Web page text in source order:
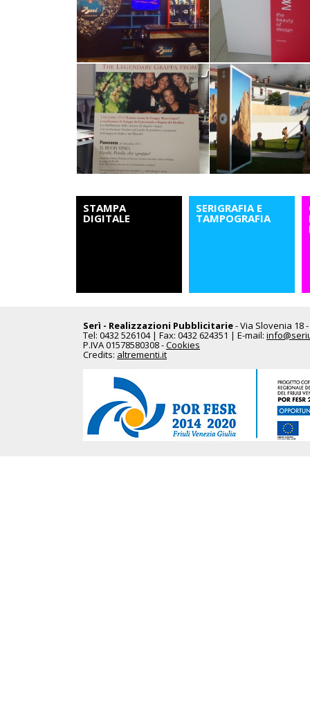
STAMPA
DIGITALE
SERIGRAFIA E
TAMPOGRAFIA
Serì - Realizzazioni Pubblicitarie- Via Slovenia 18
Tel: 0432 526104 | Fax: 0432 624351 | E-mail:
P.IVA 01578580308 -Cookies
Credits: altrementi.it